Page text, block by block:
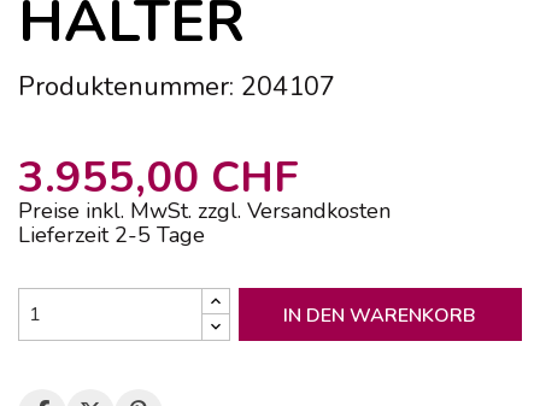
HALTER
Produktenummer: 204107
3.955,00 CHF
Preise inkl. MwSt. zzgl. Versandkosten
Lieferzeit 2-5 Tage
IN DEN WARENKORB